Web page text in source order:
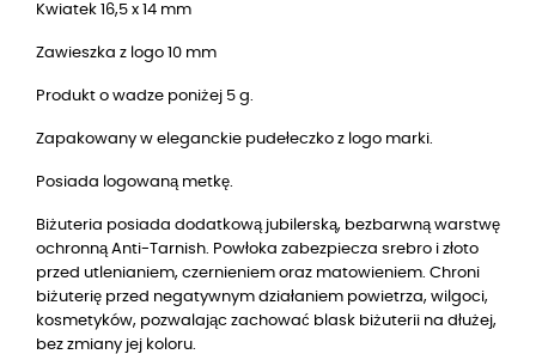
Kwiatek 16,5 x 14 mm
Zawieszka z logo 10 mm
Produkt o wadze poniżej 5 g.
Zapakowany w eleganckie pudełeczko z logo marki.
Posiada logowaną metkę.
Biżuteria posiada dodatkową jubilerską, bezbarwną warstwę
ochronną Anti-Tarnish. Powłoka zabezpiecza srebro i złoto
przed utlenianiem, czernieniem oraz matowieniem. Chroni
biżuterię przed negatywnym działaniem powietrza, wilgoci,
kosmetyków, pozwalając zachować blask biżuterii na dłużej,
bez zmiany jej koloru.